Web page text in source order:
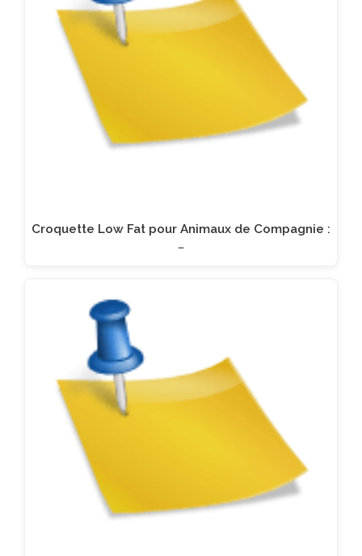
Croquette Low Fat pour Animaux de Compagnie :
…